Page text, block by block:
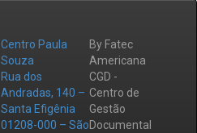
Centro Paula
Souza
Rua dos
Andradas, 140 –
Santa Efigênia
01208-000 – São
By Fatec
Americana
CGD -
Centro de
Gestão
Documental